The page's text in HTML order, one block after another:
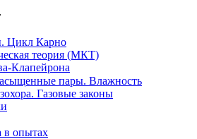
Цикл Карно
теория (МКТ)
Клапейрона
пары. Влажность
Газовые законы
в опытах